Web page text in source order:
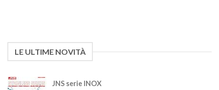
LE ULTIME NOVITÀ
JNS serie INOX